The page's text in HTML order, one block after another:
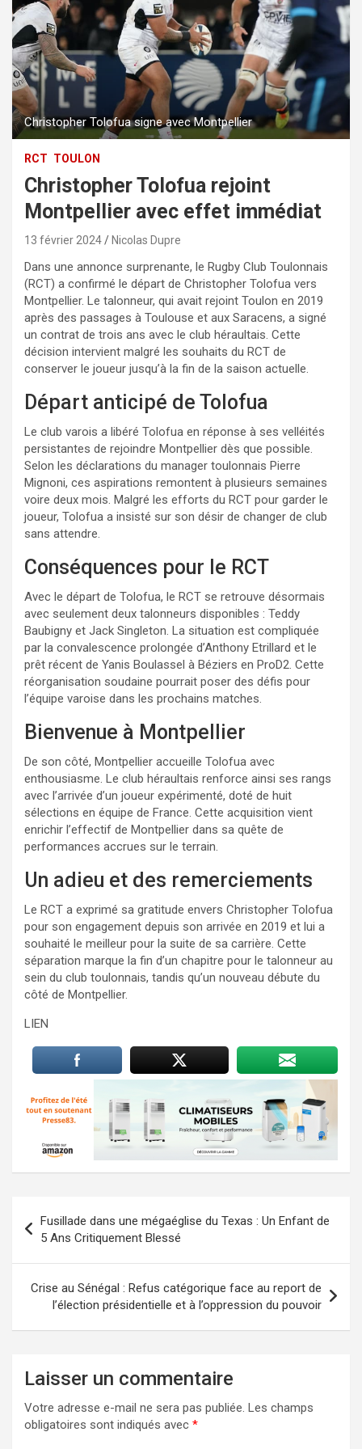
Christopher Tolofua signe avec Montpellier
RCT TOULON
Christopher Tolofua rejoint
Montpellier avec effet immédiat
13 février 2024 Nicolas Dupre
Dans une annonce surprenante, le Rugby Club Toulonnais
(RCT) a confirmé le départ de Christopher Tolofua vers
Montpellier. Le talonneur, qui avait rejoint Toulon en 2019
après des passages à Toulouse et aux Saracens, a signé
un contrat de trois ans avec le club héraultais. Cette
décision intervient malgré les souhaits du RCT de
conserver le joueur jusqu’à la fin de la saison actuelle.
Départ anticipé de Tolofua
Le club varois a libéré Tolofua en réponse à ses velléités
persistantes de rejoindre Montpellier dès que possible.
Selon les déclarations du manager toulonnais Pierre
Mignoni, ces aspirations remontent à plusieurs semaines
voire deux mois. Malgré les efforts du RCT pour garder le
joueur, Tolofua a insisté sur son désir de changer de club
sans attendre.
Conséquences pour le RCT
Avec le départ de Tolofua, le RCT se retrouve désormais
avec seulement deux talonneurs disponibles : Teddy
Baubigny et Jack Singleton. La situation est compliquée
par la convalescence prolongée d’Anthony Etrillard et le
prêt récent de Yanis Boulassel à Béziers en ProD2. Cette
réorganisation soudaine pourrait poser des défis pour
l’équipe varoise dans les prochains matches.
Bienvenue à Montpellier
De son côté, Montpellier accueille Tolofua avec
enthousiasme. Le club héraultais renforce ainsi ses rangs
avec l’arrivée d’un joueur expérimenté, doté de huit
sélections en équipe de France. Cette acquisition vient
enrichir l’effectif de Montpellier dans sa quête de
performances accrues sur le terrain.
Un adieu et des remerciements
Le RCT a exprimé sa gratitude envers Christopher Tolofua
pour son engagement depuis son arrivée en 2019 et lui a
souhaité le meilleur pour la suite de sa carrière. Cette
séparation marque la fin d’un chapitre pour le talonneur au
sein du club toulonnais, tandis qu’un nouveau débute du
côté de Montpellier.
LIEN
de
l’article
Fusillade dans une mégaéglise du Texas : Un Enfant de
5 Ans Critiquement Blessé
Crise au Sénégal : Refus catégorique face au report de
l’élection présidentielle et à l’oppression du pouvoir
Laisser un commentaire
Votre adresse e-mail ne sera pas publiée. Les champs
obligatoires sont indiqués avec *